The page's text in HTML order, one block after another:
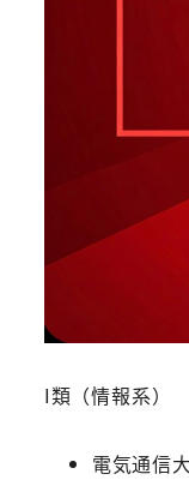
I類（情報系）
電気通信